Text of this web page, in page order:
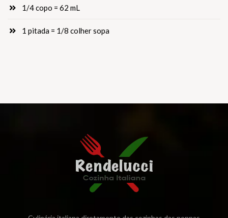
1/4 copo = 62 mL
1 pitada = 1/8 colher sopa